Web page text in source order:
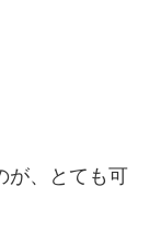
が、とても可